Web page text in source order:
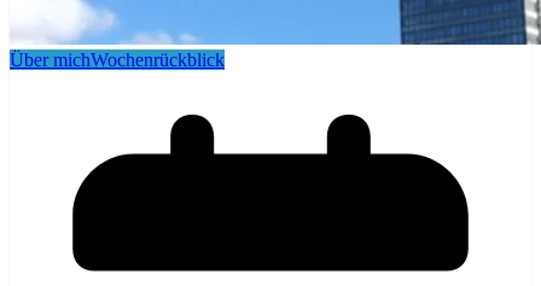
Über michWochenrückblick